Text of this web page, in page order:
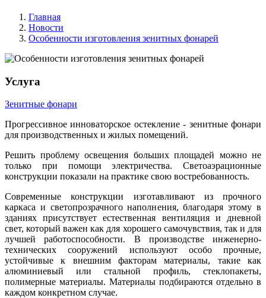
Главная
Новости
Особенности изготовления зенитных фонарей
Услуга
Зенитные фонари
Прогрессивное инноваторское остекление - зенитные фонари
для производственных и жилых помещений.
Решить проблему освещения больших площадей можно не
только при помощи электричества. Светоаэрационные
конструкции показали на практике свою востребованность.
Современные конструкции изготавливают из прочного
каркаса и светопрозрачного наполнения, благодаря этому в
зданиях присутствует естественная вентиляция и дневной
свет, который важен как для хорошего самочувствия, так и для
лучшей работоспособности. В производстве инженерно-
технических сооружений используют особо прочные,
устойчивые к внешним факторам материалы, такие как
алюминиевый или стальной профиль, стеклопакеты,
полимерные материалы. Материалы подбираются отдельно в
каждом конкретном случае.